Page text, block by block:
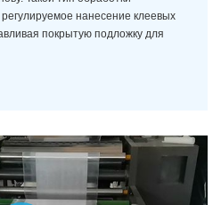
нанесение клеевых
покрытую подложку для